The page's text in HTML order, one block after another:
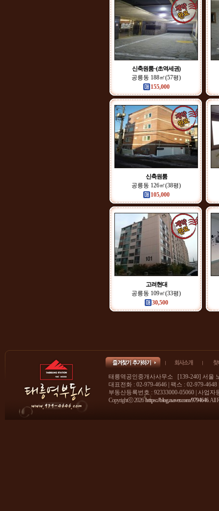
신축원룸~(초역세권)
공릉동 188㎡(57평)
155,000
신축원룸
공릉동 126㎡(38평)
105,000
고려현대
공릉동 109㎡(33평)
30,500
태릉역공인중개사사무소 [139-240] 서울
대표전화 : 02-979-4646 | 팩스 : 02-979-4648
부동산등록번호 : 92333000-05060 | 사업
Copyrightⓒ 2026 https://blog.naver.com/9794646. All